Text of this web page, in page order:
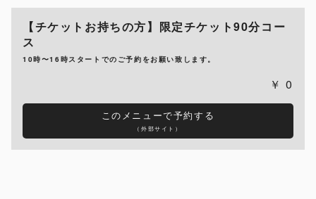
【チケットお持ちの方】限定チケット90分コー
ス
10時〜16時スタートでのご予約をお願い致します。
0
このメニューで予約する
（外部サイト）